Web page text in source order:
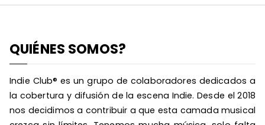
QUIÉNES SOMOS?
Indie Club® es un grupo de colaboradores dedicados a
la cobertura y difusión de la escena Indie. Desde el 2018
nos decidimos a contribuir a que esta camada musical